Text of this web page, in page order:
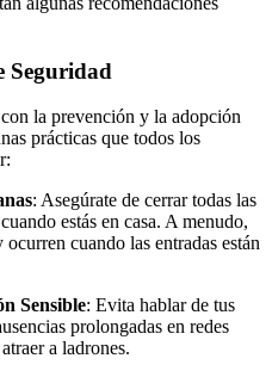
Seguridad
la prevención y la adopción
prácticas que todos los
: Asegúrate de cerrar todas las
estás en casa. A menudo,
cuando las entradas están
Sensible: Evita hablar de tus
prolongadas en redes
a ladrones.